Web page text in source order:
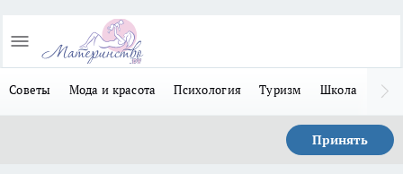
Советы Мода и красота Психология Туризм Школа
Принять